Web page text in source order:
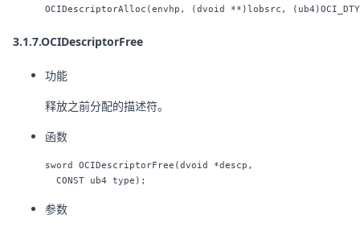
3.1.7.OCIDescriptorFree
功能
释放之前分配的描述符。
函数
sword OCIDescriptorFree(dvoid *descp,
参数